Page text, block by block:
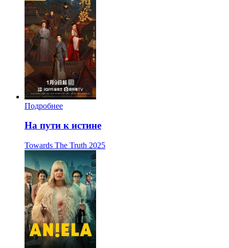
Подробнее
На пути к истине
Towards The Truth 2025